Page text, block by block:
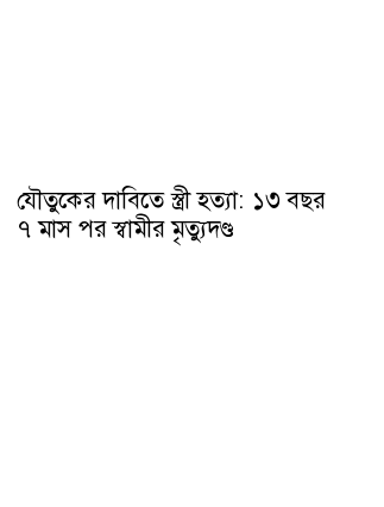
যৌতুকের দাবিতে স্ত্রী হত্যা: ১৩ বছর
৭ মাস পর স্বামীর মৃত্যুদণ্ড